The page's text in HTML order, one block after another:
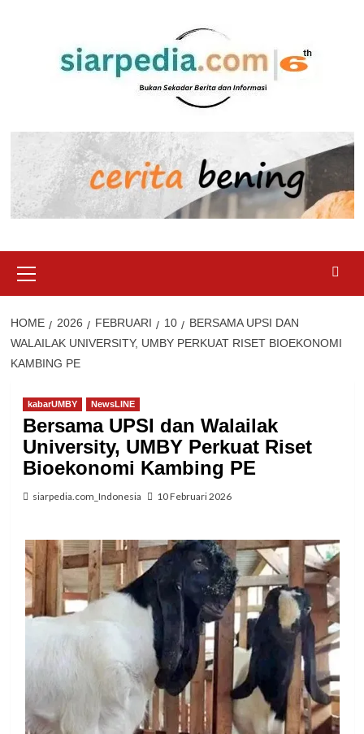
Menu
HOME 2026 FEBRUARI 10
BERSAMA UPSI DAN
WALAILAK UNIVERSITY, UMBY PERKUAT RISET BIOEKONOMI
KAMBING PE
kabarUMBY NewsLINE
Bersama UPSI dan Walailak
University, UMBY Perkuat Riset
Bioekonomi Kambing PE
siarpedia.com_Indonesia 10 Februari 2026